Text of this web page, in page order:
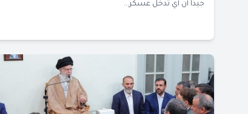
جيداً أن أي تدخل عسكر...